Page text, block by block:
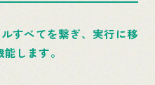
すべてを繋ぎ、実行に移
します。